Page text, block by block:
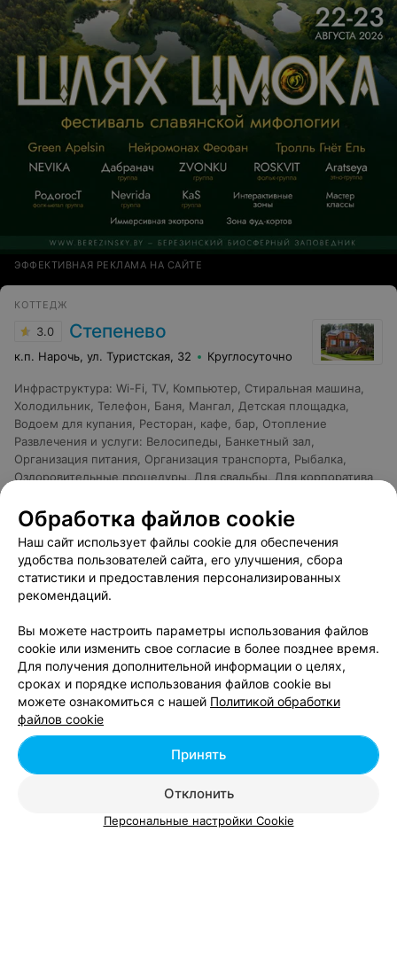
ЭФФЕКТИВНАЯ РЕКЛАМА НА САЙТЕ
КОТТЕДЖ
3.0 Степенево
к.п. Нарочь, ул. Туристская, 32 Круглосуточно
Инфраструктура: Wi-Fi, TV, Компьютер, Стиральная машина,
Холодильник, Телефон, Баня, Мангал, Детская площадка,
Водоем для купания, Ресторан, кафе, бар, Отопление
Развлечения и услуги: Велосипеды, Банкетный зал,
Организация питания, Организация транспорта, Рыбалка,
Оздоровительные процедуры,Для свадьбы,Для корпоратива
Отзыв. За полторы недели забронировали домик по
адресу Туристская 32 у Кристины Николаевны.
Женщина заверила в том, что есть все удобства и в
нашем распоряжении дом в 2 этажа. В день заезда
позвонили Кристине Николаевне едем, та
подтвердила бронь. Приехав из Минска 150 км, нас 5
девочек, нас заселяют в дом, где уже живут люди.
спальным местом. В каком мы оказались шоке.
Женщина уверенно сказала: а что вы хотели?! Никому
не рекомендую!
Отзывы
Добавить компанию
Добавить специалиста
Обработка файлов cookie
Наш сайт использует файлы cookie для обеспечения
удобства пользователей сайта, его улучшения, сбора
статистики и предоставления персонализированных
рекомендаций.
Вы можете настроить параметры использования файлов
cookie или изменить свое согласие в более позднее время.
Для получения дополнительной информации о целях,
сроках и порядке использования файлов cookie вы
можете ознакомиться с нашей Политикой обработки
файлов cookie
Отклонить
Принять
Персональные настройки Cookie